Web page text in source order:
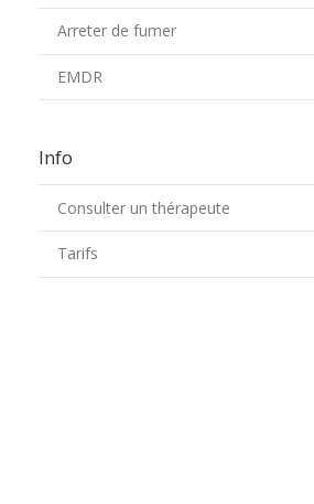
Arreter de fumer
EMDR
Info
Consulter un thérapeute
Tarifs